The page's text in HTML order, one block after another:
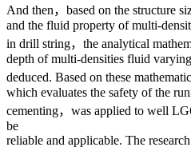
And then，based on the structure
and the fluid property of multi-
in drill string，the analytical
depth of multi-densities fluid
deduced. Based on these
which evaluates the safety of the
cementing，was applied to well
be
reliable and applicable. The